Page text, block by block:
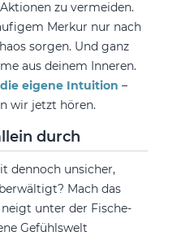
zu vermeiden.
Merkur nur nach
sorgen. Und ganz
aus deinem Inneren.
eigene Intuition –
wir jetzt hören.
durch
dennoch unsicher,
Mach das
unter der Fische-
Gefühlswelt